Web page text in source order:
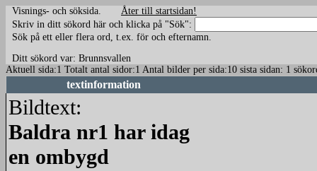
Visnings- och söksida. Åter till startsidan!
Skriv in ditt sökord här och klicka på "Sök":
Sök på ett eller flera ord, t.ex. för och efternamn.
Ditt sökord var: Brunnsvallen
Aktuell sida:1 Totalt antal sidor:1 Antal bilder per sida:10 sista sidan: 1
textinformation
Bildtext:
Baldra nr1 har idag
en ombygd